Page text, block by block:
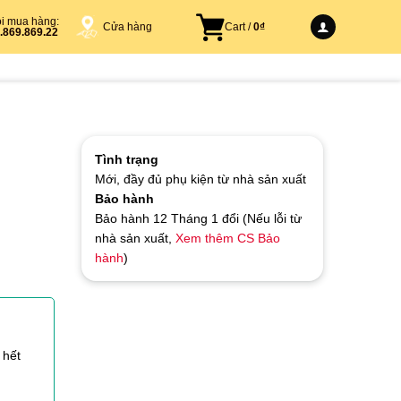
mua hàng:
Cửa hàng Cart /0₫
hết
Tình trạng
Mới, đầy đủ phụ kiện từ nhà sản xuất
Bảo hành
Bảo hành 12 Tháng 1 đổi (Nếu lỗi từ
nhà sản xuất, Xem thêm CS Bảo
hành)